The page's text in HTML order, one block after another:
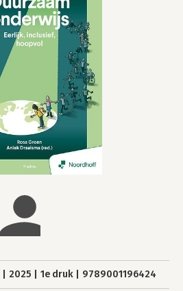
2025 1e druk 9789001196424